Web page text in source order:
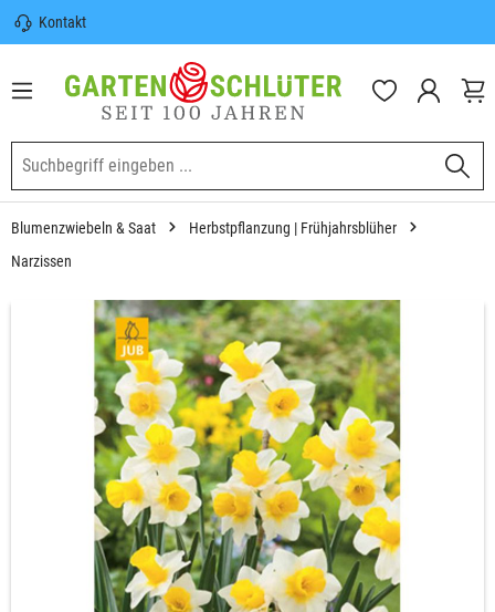
springen
Kontakt
Sicherer Versand | Versandkostenfrei
(DE) ab 100€
Garten-Schlüter Anwachsgarantie
Blumenzwiebeln & Saat
Herbstpflanzung | Frühjahrsblüher
Narzissen